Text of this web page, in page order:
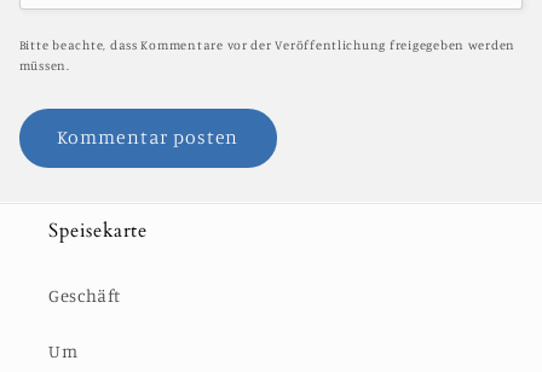
Bitte beachte, dass Kommentare vor der Veröffentlichung freigegeben werden
müssen.
Speisekarte
Geschäft
Um